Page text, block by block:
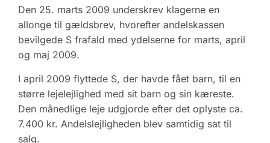
Den 25. marts 2009 underskrev klagerne en
allonge til gældsbrev, hvorefter andelskassen
bevilgede S frafald med ydelserne for marts, april
og maj 2009.
I april 2009 flyttede S, der havde fået barn, til en
større lejelejlighed med sit barn og sin kæreste.
Den månedlige leje udgjorde efter det oplyste ca.
7.400 kr. Andelslejligheden blev samtidig sat til
salg.